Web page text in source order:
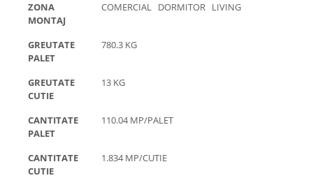
ZONA
MONTAJ
COMERCIAL DORMITOR LIVING
GREUTATE
PALET
780.3 KG
GREUTATE
CUTIE
13 KG
CANTITATE
PALET
110.04 MP/PALET
CANTITATE
CUTIE
1.834 MP/CUTIE